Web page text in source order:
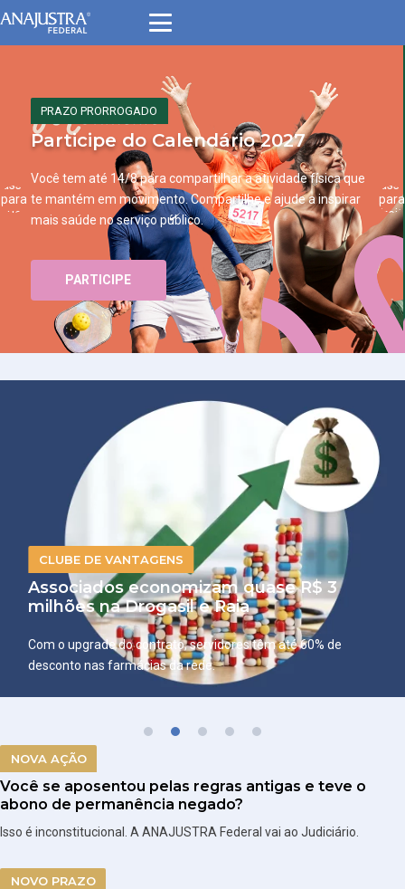
PRAZO PRORROGADO
Participe do Calendário 2027
Você tem até 14/8 para compartilhar a atividade física que
te mantém em movimento. Compartilhe e ajude a inspirar
mais saúde no serviço público.
PARTICIPE
para
para
CLUBE DE VANTAGENS
Associados economizam quase R$ 3
milhões na Drogasil e Raia
Com o upgrade do contrato, servidores têm até 60% de
desconto nas farmácias da rede.
NOVA AÇÃO
Você se aposentou pelas regras antigas e teve o
abono de permanência negado?
Isso é inconstitucional. A ANAJUSTRA Federal vai ao Judiciário.
NOVO PRAZO